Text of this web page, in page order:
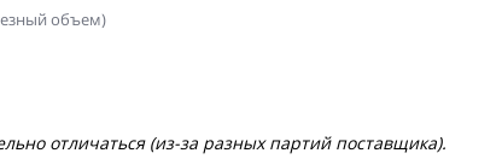
объем)
отличаться (из-за разных партий поставщика).